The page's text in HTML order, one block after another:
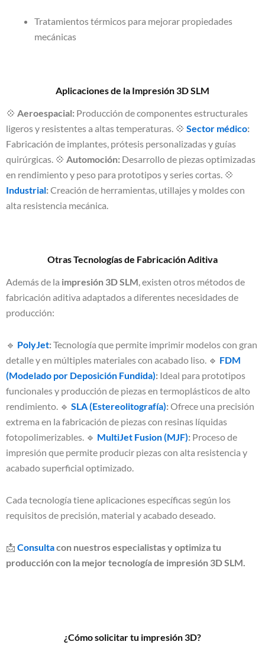
Tratamientos térmicos para mejorar propiedades
mecánicas
Aplicaciones de la Impresión 3D SLM
💠 Aeroespacial: Producción de componentes estructurales
ligeros y resistentes a altas temperaturas. 💠 Sector médico:
Fabricación de implantes, prótesis personalizadas y guías
quirúrgicas. 💠 Automoción: Desarrollo de piezas optimizadas
en rendimiento y peso para prototipos y series cortas. 💠
Industrial:Creación de herramientas, utillajes y moldes con
alta resistencia mecánica.
Otras Tecnologías de Fabricación Aditiva
Además de la impresión 3D SLM, existen otros métodos de
fabricación aditiva adaptados a diferentes necesidades de
producción:
🔹 PolyJet:Tecnología que permite imprimir modelos con gran
detalle y en múltiples materiales con acabado liso. 🔹 FDM
(Modelado por Deposición Fundida): Ideal para prototipos
funcionales y producción de piezas en termoplásticos de alto
rendimiento. 🔹 SLA (Estereolitografía):Ofrece una precisión
extrema en la fabricación de piezas con resinas líquidas
fotopolimerizables. 🔹 MultiJet Fusion (MJF): Proceso de
impresión que permite producir piezas con alta resistencia y
acabado superficial optimizado.
Cada tecnología tiene aplicaciones específicas según los
requisitos de precisión, material y acabado deseado.
📩 Consultacon nuestros especialistas y optimiza tu
producción con la mejor tecnología de impresión 3D SLM.
¿Cómo solicitar tu impresión 3D?